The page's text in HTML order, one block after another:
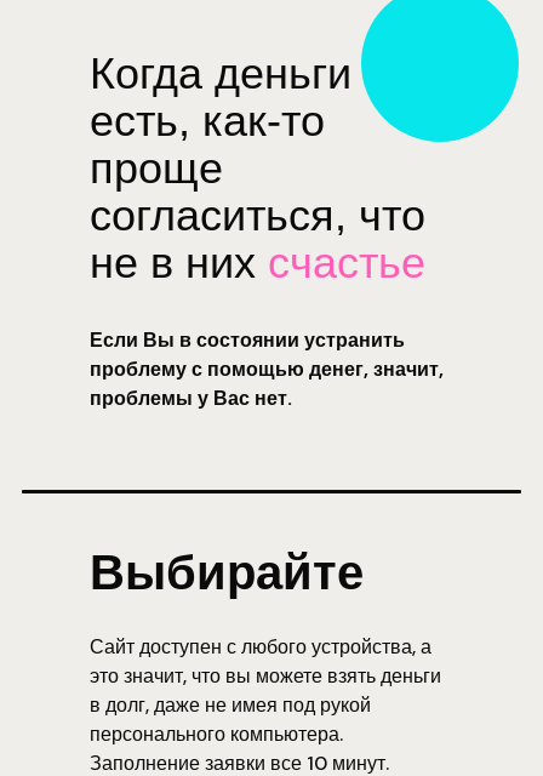
Когда деньги
есть, как-то
проще
согласиться, что
не в них счастье
Если Вы в состоянии устранить
проблему с помощью денег, значит,
проблемы у Вас нет.
Сайт доступен с любого устройства, а
это значит, что вы можете взять деньги
в долг, даже не имея под рукой
персонального компьютера.
Заполнение заявки все 10 минут.
Выбирайте